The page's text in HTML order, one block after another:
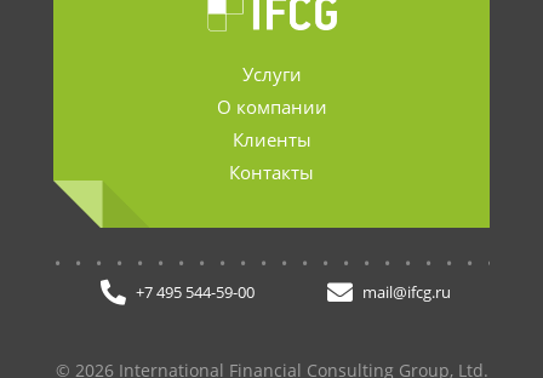
Услуги
О компании
Клиенты
Контакты
+7 495 544-59-00 mail@ifcg.ru
© 2026 International Financial Consulting Group, Ltd.